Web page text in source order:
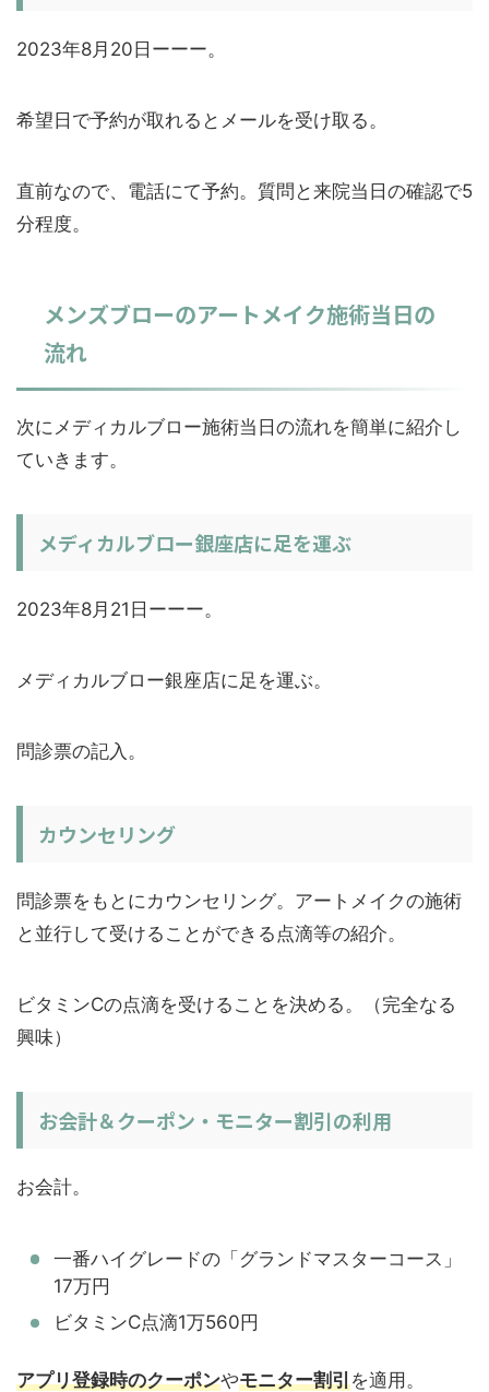
2023年8月20日ーーー。
希望日で予約が取れるとメールを受け取る。
直前なので、電話にて予約。質問と来院当日の確認で5
分程度。
メンズブローのアートメイク施術当日の
流れ
次にメディカルブロー施術当日の流れを簡単に紹介し
ていきます。
メディカルブロー銀座店に足を運ぶ
2023年8月21日ーーー。
メディカルブロー銀座店に足を運ぶ。
問診票の記入。
カウンセリング
問診票をもとにカウンセリング。アートメイクの施術
と並行して受けることができる点滴等の紹介。
ビタミンCの点滴を受けることを決める。（完全なる
興味）
お会計＆クーポン・モニター割引の利用
お会計。
一番ハイグレードの「グランドマスターコース」
17万円
ビタミンC点滴1万560円
アプリ登録時のクーポンやモニター割引を適用。